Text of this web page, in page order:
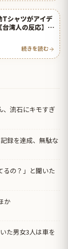
Tシャツがアイデ
湾人の反応】 |
続きを読む
、流石にキモすぎ
録を達成、無駄な
るの？」と聞いた
か
た男女3人は車を